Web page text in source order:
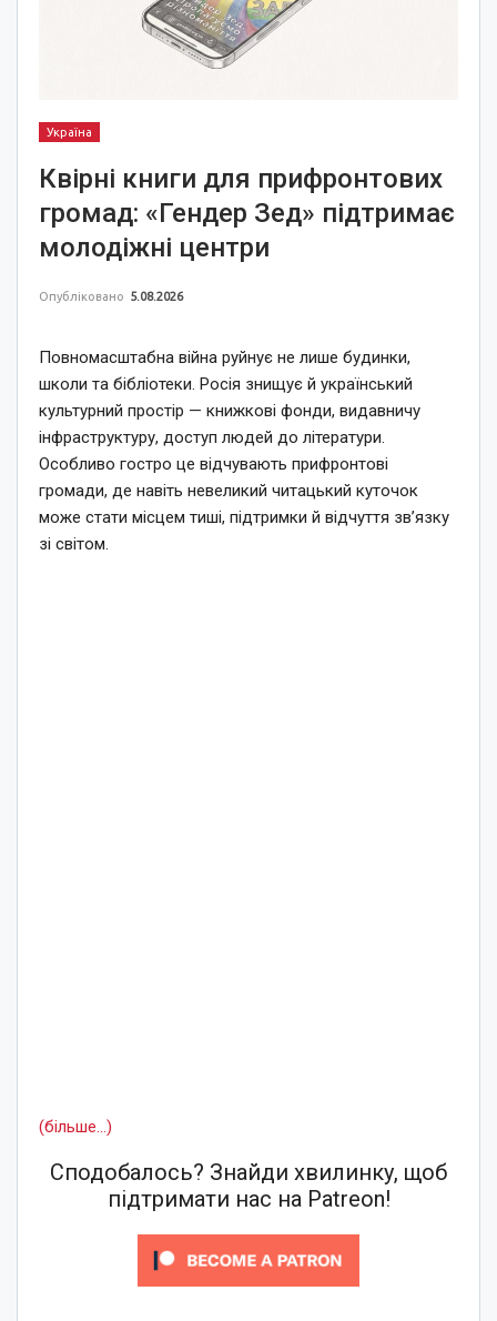
Україна
Квірні книги для прифронтових
громад: «Гендер Зед» підтримає
молодіжні центри
Опубліковано 5.08.2026
Повномасштабна війна руйнує не лише будинки,
школи та бібліотеки. Росія знищує й український
культурний простір — книжкові фонди, видавничу
інфраструктуру, доступ людей до літератури.
Особливо гостро це відчувають прифронтові
громади, де навіть невеликий читацький куточок
може стати місцем тиші, підтримки й відчуття зв’язку
зі світом.
(більше…)
Сподобалось? Знайди хвилинку, щоб
підтримати нас на Patreon!